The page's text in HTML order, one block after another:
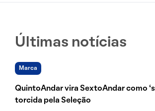
Últimas notícias
Marca
QuintoAndar vira SextoAndar como
torcida pela Seleção